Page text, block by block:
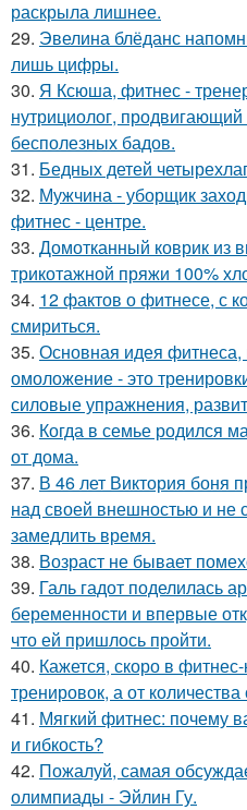
раскрыла лишнее.
29. Эвелина блёданс
лишь цифры.
30. Я Ксюша, фитнес -
нутрициолог, продвигающий
бесполезных бадов.
31. Бедных детей
32. Мужчина - уборщик
фитнес - центре.
33. Домотканный коврик из
трикотажной пряжи 100%
34. 12 фактов о фитнесе, с
смириться.
35. Основная идея фитнеса,
омоложение - это
силовые упражнения,
36. Когда в семье родился
от дома.
37. В 46 лет Виктория боня
над своей внешностью и не
замедлить время.
38. Возраст не бывает
39. Галь гадот поделилась
беременности и впервые
что ей пришлось пройти.
40. Кажется, скоро в
тренировок, а от
41. Мягкий фитнес: почему
и гибкость?
42. Пожалуй, самая
олимпиады - Эйлин Гу.